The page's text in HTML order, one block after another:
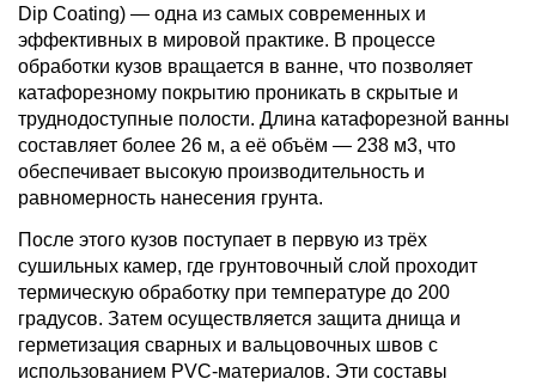
Dip Coating) — одна из самых современных и
эффективных в мировой практике. В процессе
обработки кузов вращается в ванне, что позволяет
катафорезному покрытию проникать в скрытые и
труднодоступные полости. Длина катафорезной ванны
составляет более 26 м, а её объём — 238 м3, что
обеспечивает высокую производительность и
равномерность нанесения грунта.
После этого кузов поступает в первую из трёх
сушильных камер, где грунтовочный слой проходит
термическую обработку при температуре до 200
градусов. Затем осуществляется защита днища и
герметизация сварных и вальцовочных швов с
использованием PVC-материалов. Эти составы